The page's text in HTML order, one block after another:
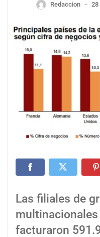
Redaccion — 28
Las filiales de
facturaron